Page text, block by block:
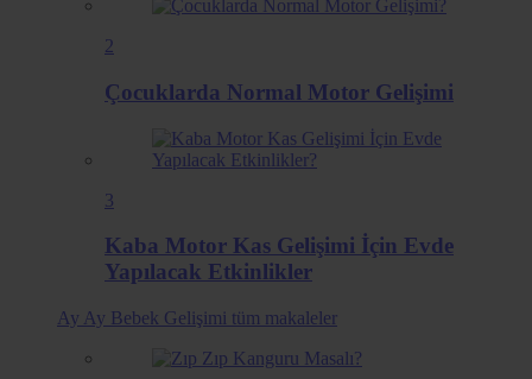
2
Çocuklarda Normal Motor Gelişimi
3
Kaba Motor Kas Gelişimi İçin Evde
Yapılacak Etkinlikler
Ay Ay Bebek Gelişimi tüm makaleler